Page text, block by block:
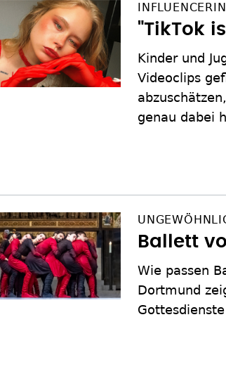
"TikTok
Kinder und
Videoclips
genau dabei
Ballett
Wie passen
Dortmund